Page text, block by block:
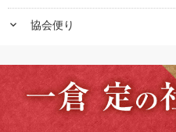
keyboard_arrow_down 協会便り